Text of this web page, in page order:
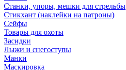
Станки, упоры, мешки для стрельбы
Стикхант (наклейки на патроны)
Сейфы
Товары для охоты
Засидки
Лыжи и снегоступы
Манки
Маскировка